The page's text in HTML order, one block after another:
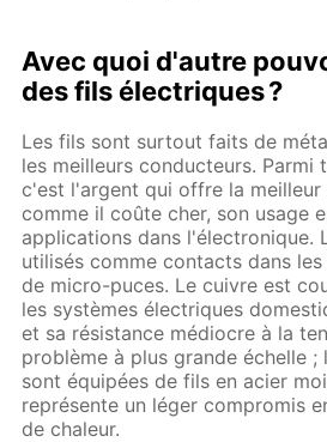
Avec quoi d'autre
des fils électriques ?
Les fils sont surtout faits de
les meilleurs conducteurs. Parmi
c'est l'argent qui offre la
comme il coûte cher, son usage
applications dans l'électronique.
utilisés comme contacts dans
de micro-puces. Le cuivre est
les systèmes électriques
et sa résistance médiocre à la
problème à plus grande échelle ;
sont équipées de fils en acier
représente un léger compromis
de chaleur.